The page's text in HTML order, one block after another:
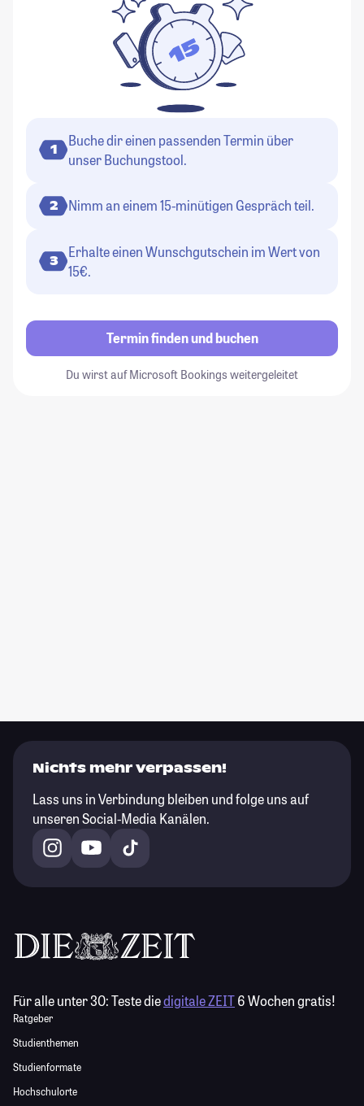
1
Buche dir einen passenden Termin über
unser Buchungstool.
2 Nimm an einem 15-minütigen Gespräch teil.
3
Erhalte einen Wunschgutschein im Wert von
15€.
Termin finden und buchen
Du wirst auf Microsoft Bookings weitergeleitet
Nichts mehr verpassen!
Lass uns in Verbindung bleiben und folge uns auf
unseren Social-Media Kanälen.
Für alle unter 30:Teste diedigitale ZEIT6 Wochen gratis!
Ratgeber
Studienthemen
Studienformate
Hochschulorte